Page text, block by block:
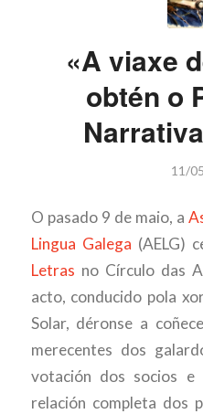
«A viaxe
obtén o
11/
O pasado 9 de maio, a
Lingua Galega (AELG)
Letras no Círculo das
acto, conducido pola
Solar, déronse a
merecentes dos
votación dos socios e
relación completa dos